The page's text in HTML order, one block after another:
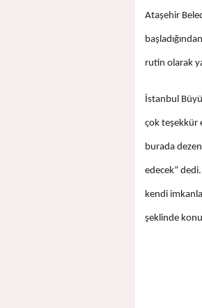
Ataşehir
rutin olarak
İstanbul
çok teşekkür
burada
edecek”
kendi
şeklinde